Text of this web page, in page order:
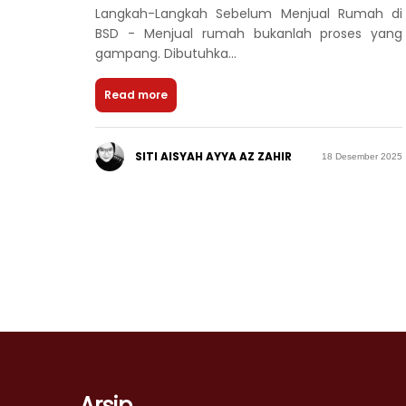
Langkah-Langkah Sebelum Menjual Rumah di
BSD - Menjual rumah bukanlah proses yang
gampang. Dibutuhka...
Read more
SITI AISYAH AYYA AZ ZAHIR 18 Desember 2025